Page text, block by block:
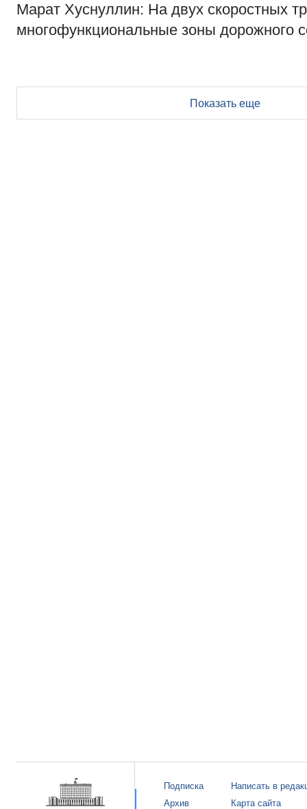
Марат Хуснуллин: На двух скоростных
многофункциональные зоны дорожного
Показать еще
Подписка
Архив
Написать в
Карта сайта